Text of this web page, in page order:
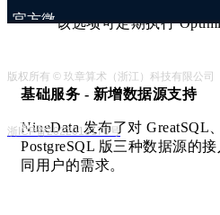
该选项可定期执行
基础服务 - 新增数据源支持
NineData 发布了对 GreatSQL
PostgreSQL 版三种数据源的
同用户的需求。
官方微
服号
版权所有 © 玖章算术（浙江）科技有限公司
浙ICP备2022013170号